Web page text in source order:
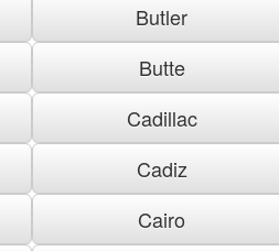
Butler
Butte
Cadillac
Cadiz
Cairo